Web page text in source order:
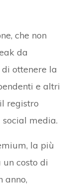
che non
da
ottenere la
e altri
registro
media.
la più
costo di
anno,